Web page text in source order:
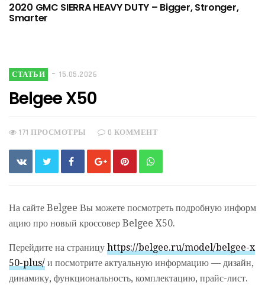
2020 GMC SIERRA HEAVY DUTY – Bigger, Stronger,
Smarter
СТАТЬИ 15.05.2026
Belgee X50
171 ПРОСМОТРЫ 0 КОММЕНТ
На сайте Belgee Вы можете посмотреть подробную информ
ацию про новый кроссовер Belgee X50.
Перейдите на страницу https://belgee.ru/model/belgee-x
50-plus/ и посмотрите актуальную информацию — дизайн,
динамику, функциональность, комплектацию, прайс-лист.